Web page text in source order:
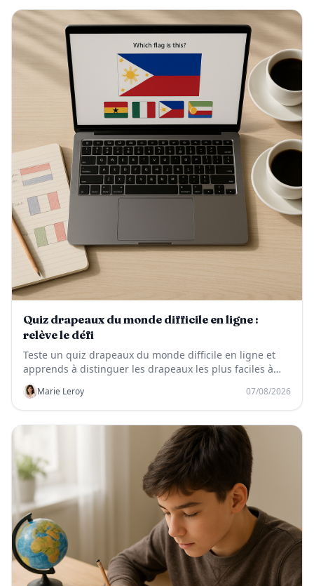
Quiz drapeaux du monde difficile en ligne :
relève le défi
Teste un quiz drapeaux du monde difficile en ligne et
apprends à distinguer les drapeaux les plus faciles à
confondre.
Marie Leroy 07/08/2026